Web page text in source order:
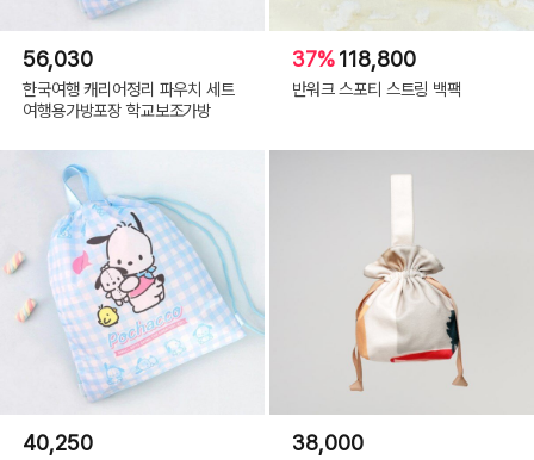
56,030
한국여행 캐리어정리 파우치 세트
여행용가방포장 학교보조가방
37%118,800
반워크 스포티 스트링 백팩
40,250 38,000